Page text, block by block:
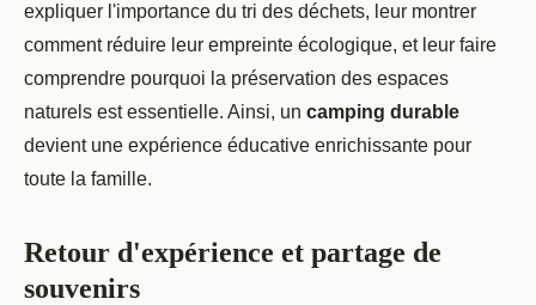
expliquer l'importance du tri des déchets, leur montrer
comment réduire leur empreinte écologique, et leur faire
comprendre pourquoi la préservation des espaces
naturels est essentielle. Ainsi, un camping durable
devient une expérience éducative enrichissante pour
toute la famille.
Retour d'expérience et partage de
souvenirs